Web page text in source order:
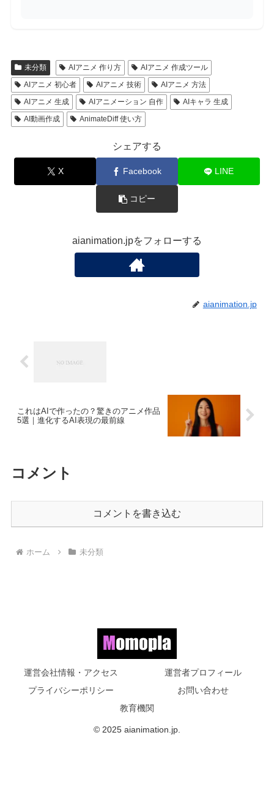
未分類 AIアニメ 作り方
AIアニメ 作成ツール
AIアニメ 初心者
AIアニメ 技術
AIアニメ 方法
AIアニメ 生成
AIアニメーション 自作
AIキャラ 生成
AI動画作成
AnimateDiff 使い方
シェアする
X Facebook LINE
コピー
aianimation.jpをフォローする
aianimation.jp
これはAIで作ったの？驚きのアニメ作品
5選｜進化するAI表現の最前線
コメント
コメントを書き込む
ホーム 未分類
運営会社情報・アクセス
運営者プロフィール
プライバシーポリシー
お問い合わせ
教育機関
© 2025 aianimation.jp.